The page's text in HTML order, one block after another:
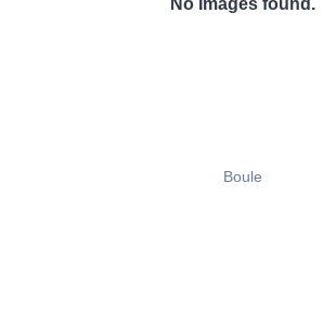
No Images found.
Boule